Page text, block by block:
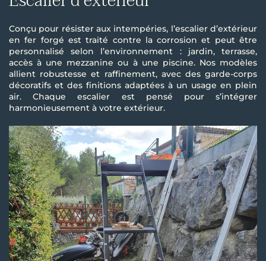
Conçu pour résister aux intempéries, l’escalier d’extérieur
en fer forgé est traité contre la corrosion et peut être
personnalisé selon l’environnement : jardin, terrasse,
accès à une mezzanine ou à une piscine. Nos modèles
allient robustesse et raffinement, avec des garde-corps
décoratifs et des finitions adaptées à un usage en plein
air. Chaque escalier est pensé pour s’intégrer
harmonieusement à votre extérieur.